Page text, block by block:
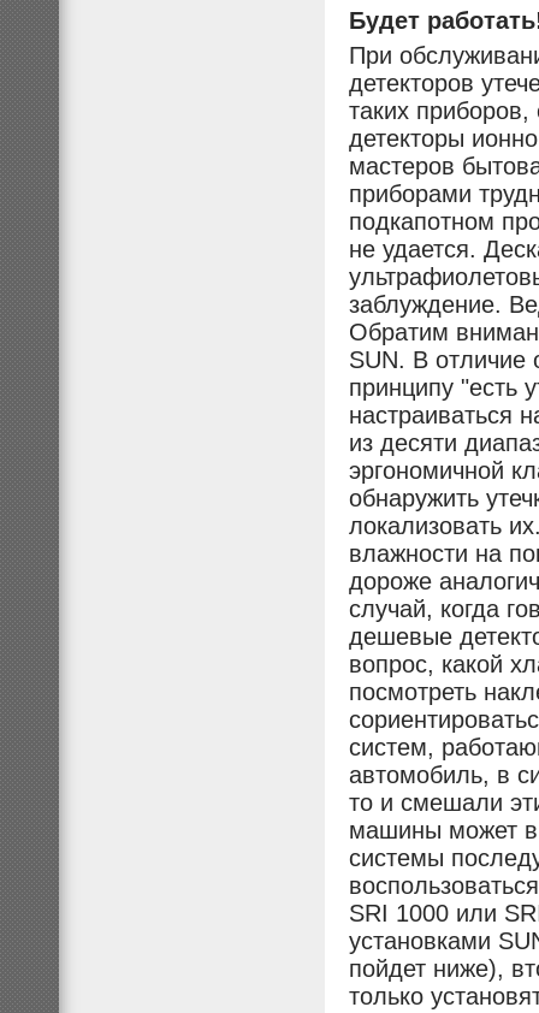
Будет
При
детекторов
таких
детекторы
мастеров
приборами
подкапотном
не удается.
заблуждение.
Обратим
SUN. В отличие
принципу "есть
настраиваться
из десяти
эргономичной
обнаружить
локализовать
влажности на
дороже
случай, когда
дешевые
вопрос, какой
посмотреть
систем,
автомобиль, в
то и смешали
машины может
системы
SRI 1000 или
установками
пойдет ниже),
только